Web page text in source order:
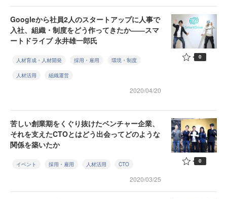
Googleから社員2人のスタートアップに人事で
入社、組織・制度をどう作ってきたか――スマ
ートドライブ 永井雄一郎氏
人材育成・人材開発 採用・雇用 環境・制度
人材活用 組織運営
2020/04/20
0
苦しい創業期をくぐり抜けたベンチャー企業、
それを支えたCTOとはどう出会ってどのような
関係を築いたか
イベント 採用・雇用 人材活用 CTO
2020/03/25
0